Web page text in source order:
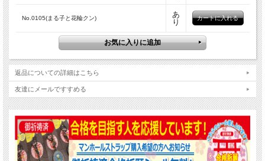
まる子と友蔵が旧東海道を歩いている様子を描かれています♪
No.0105(まる子と花輪クン)
あ
り
返品についての詳細はこちら
友達にメールですすめる